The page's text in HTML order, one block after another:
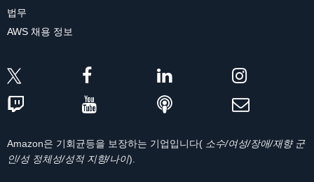
법무
AWS 채용 정보
Amazon은 기회균등을 보장하는 기업입니다( 소수/여성/장애/재향 군
인/성 정체성/성적 지향/나이).